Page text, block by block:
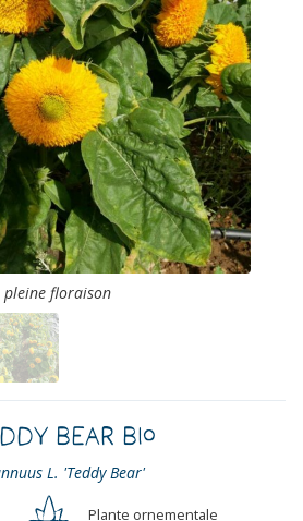
pleine floraison
Bear Bio
L. 'Teddy Bear'
Plante ornementale